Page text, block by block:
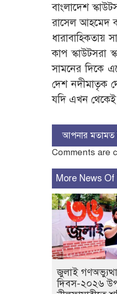
বাংলাদেশ
রাসেল আহমেদ
ধারাবাহিকতায়
কাপ স্কাউটসরা
সামনের দিকে
দেশ নদীমাতৃক
যদি এখন থেকেই
আপনার মতামত
Comments are
More News
জুলাই
দিবস-২০২৬